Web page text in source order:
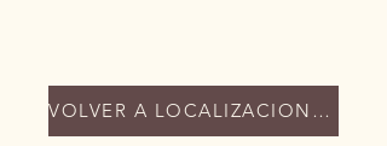
VOLVER A LOCALIZACIONES